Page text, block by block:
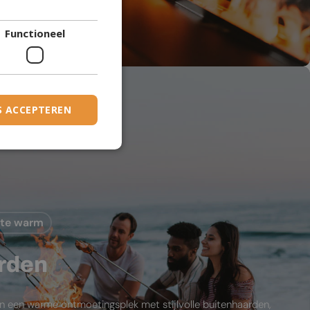
warm
een warme ontmoetingsplek met stijlvolle buitenhaarden,
DUTCH
FRENCH
GERMAN
GREEK
ITALIAN
LATVIAN
LITHUANIAN
Functioneel
ACCEPTEREN